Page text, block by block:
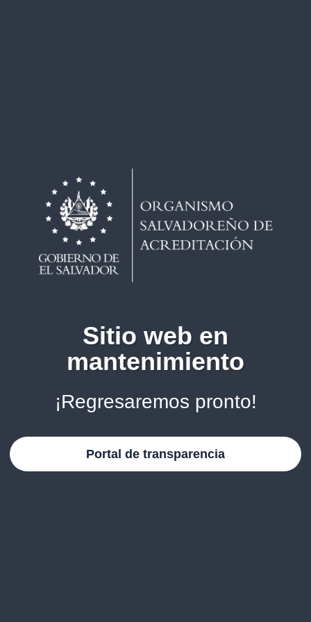
Sitio web en
mantenimiento
¡Regresaremos pronto!
Portal de transparencia